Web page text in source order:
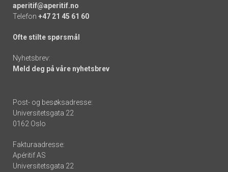
aperitif@aperitif.no
Telefon +47 21 45 61 60
Ofte stilte spørsmål
Nyhetsbrev:
Meld deg på våre nyhetsbrev
Post- og besøksadresse:
Universitetsgata 22
0162 Oslo
Fakturaadresse:
Apéritif AS
Universitetsgata 22